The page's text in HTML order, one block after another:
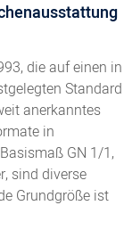
die auf einen in
Standard
anerkanntes
in
GN 1/1,
sind diverse
Grundgröße ist